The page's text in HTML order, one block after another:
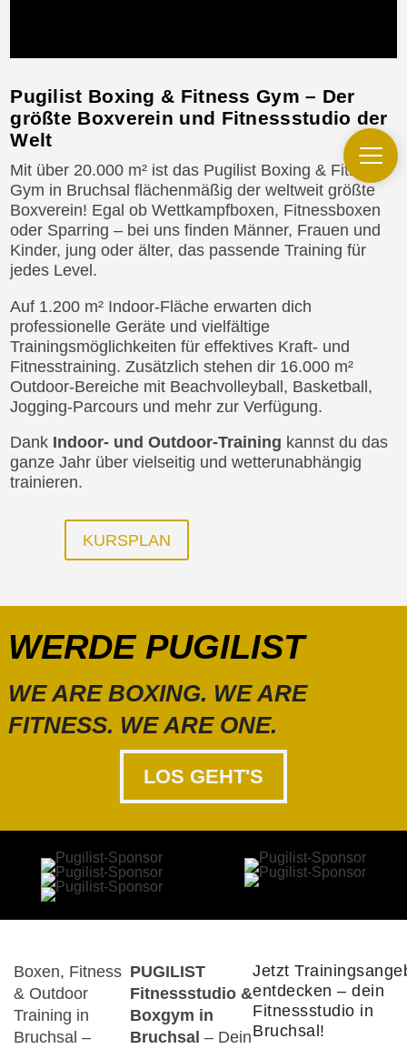
Pugilist Boxing & Fitness Gym – Der
größte Boxverein und Fitnessstudio der
Welt
Mit über 20.000 m² ist das Pugilist Boxing & Fitness
Gym in Bruchsal flächenmäßig der weltweit größte
Boxverein! Egal ob Wettkampfboxen, Fitnessboxen
oder Sparring – bei uns finden Männer, Frauen und
Kinder, jung oder älter, das passende Training für
jedes Level.
Auf 1.200 m² Indoor-Fläche erwarten dich
professionelle Geräte und vielfältige
Trainingsmöglichkeiten für effektives Kraft- und
Fitnesstraining. Zusätzlich stehen dir 16.000 m²
Outdoor-Bereiche mit Beachvolleyball, Basketball,
Jogging-Parcours und mehr zur Verfügung.
Dank Indoor- und Outdoor-Training kannst du das
ganze Jahr über vielseitig und wetterunabhängig
trainieren.
KURSPLAN
WERDE PUGILIST
WE ARE BOXING. WE ARE
FITNESS. WE ARE ONE.
LOS GEHT'S
Boxen, Fitness
& Outdoor
Training in
Bruchsal –
PUGILIST
Fitnessstudio &
Boxgym in
Bruchsal – Dein
Jetzt
entdecken – dein
Fitnessstudio in
Bruchsal!